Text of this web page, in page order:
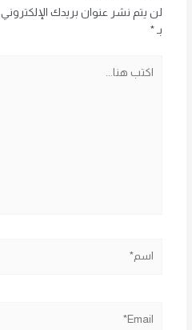
لن يتم نشر عنوان بريدك الإلكتروني.
بـ *